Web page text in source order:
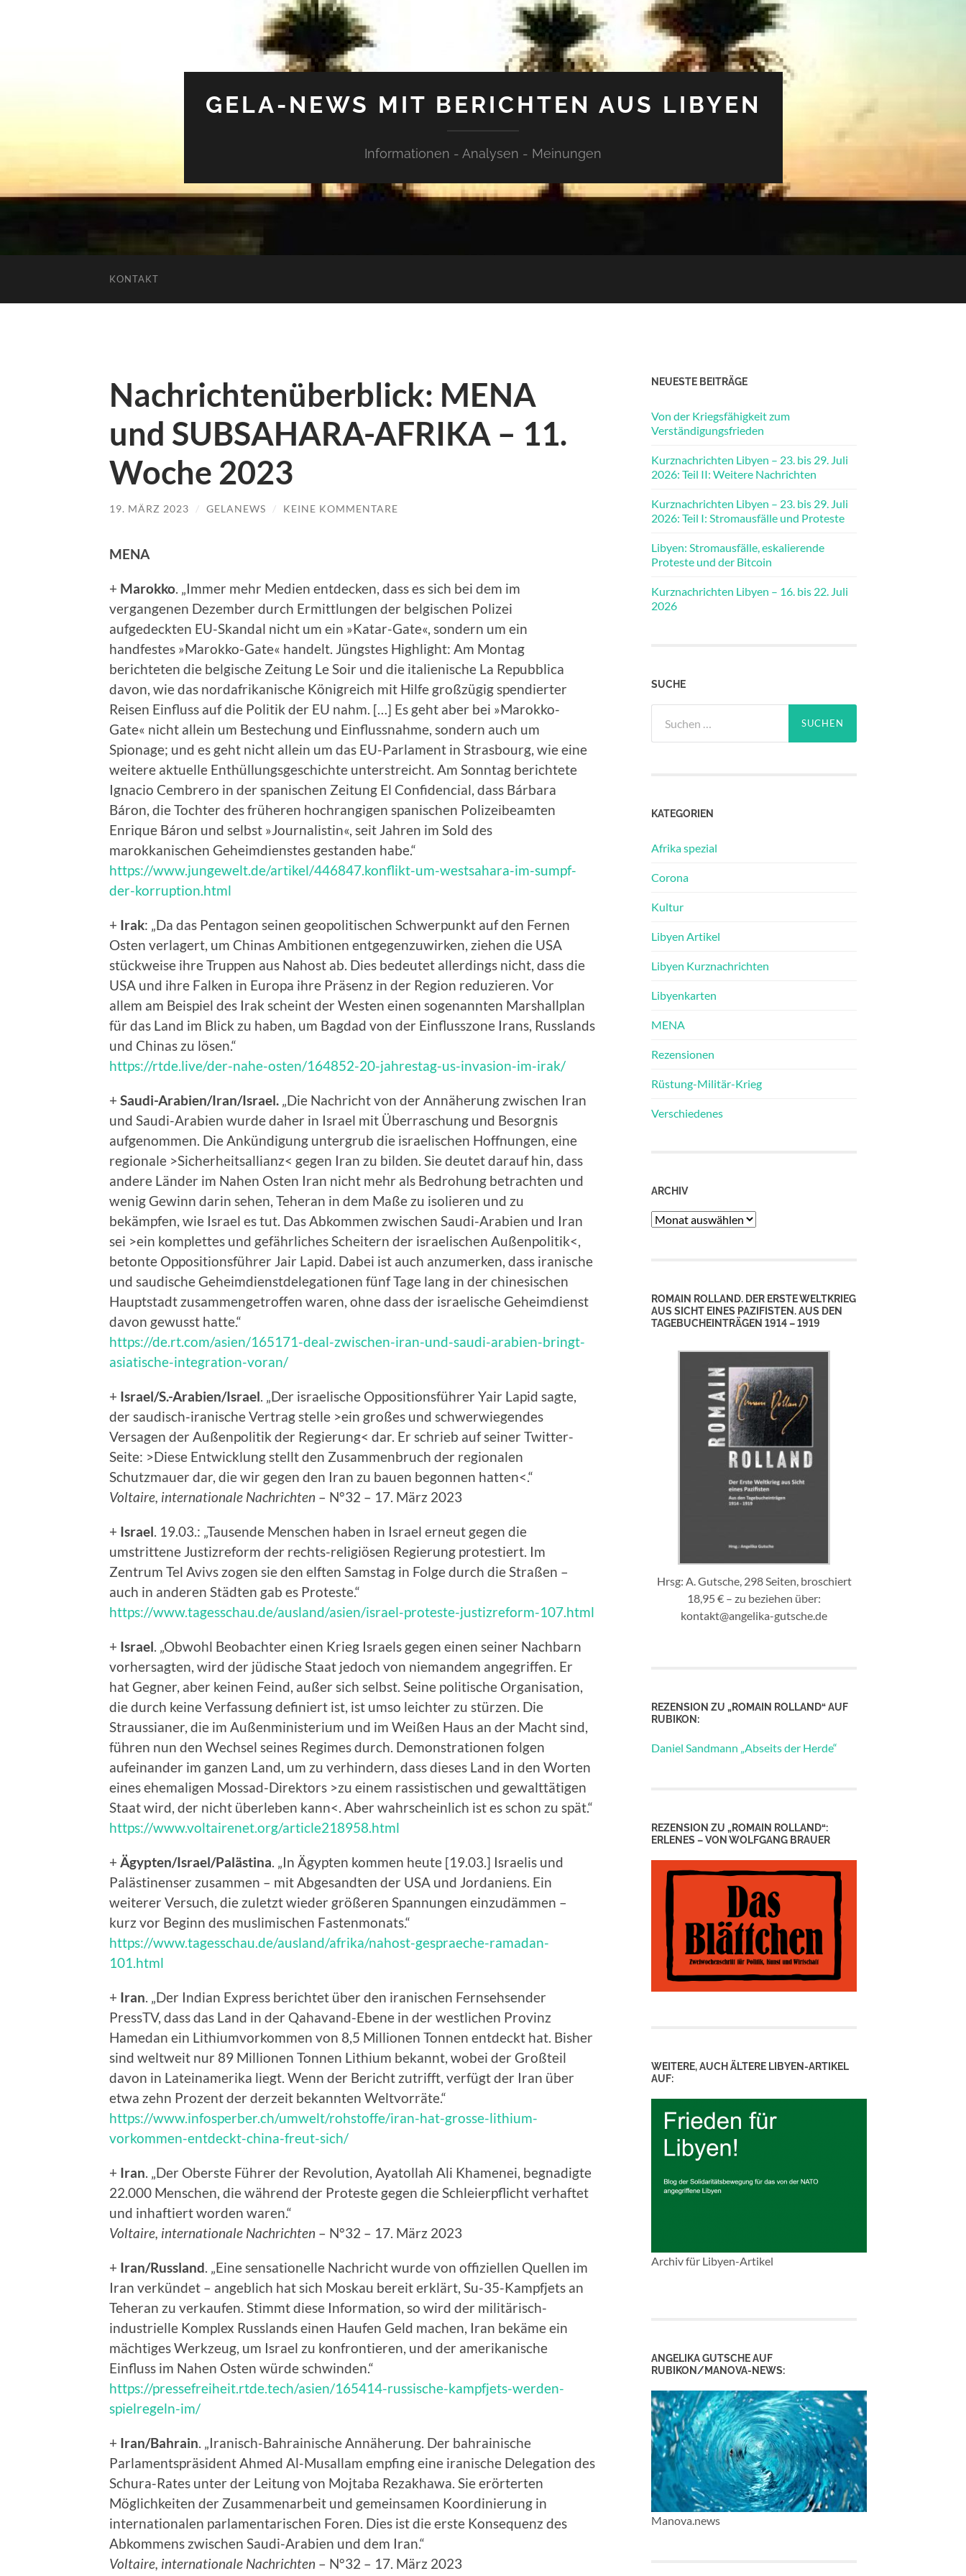
GELA-NEWS MIT BERICHTEN AUS LIBYEN
Informationen - Analysen - Meinungen
KONTAKT
Nachrichtenüberblick: MENA
und SUBSAHARA-AFRIKA – 11.
Woche 2023
19. MÄRZ 2023 / GELANEWS / KEINE KOMMENTARE
MENA
+ Marokko . „Immer mehr Medien entdecken, dass es sich bei dem im
vergangenen Dezember durch Ermittlungen der belgischen Polizei
aufgedeckten EU-Skandal nicht um ein »Katar-Gate«, sondern um ein
handfestes »Marokko-Gate« handelt. Jüngstes Highlight: Am Montag
berichteten die belgische Zeitung Le Soir und die italienische La Repubblica
davon, wie das nordafrikanische Königreich mit Hilfe großzügig spendierter
Reisen Einfluss auf die Politik der EU nahm. […] Es geht aber bei »Marokko-
Gate« nicht allein um Bestechung und Einflussnahme, sondern auch um
Spionage; und es geht nicht allein um das EU-Parlament in Strasbourg, wie eine
weitere aktuelle Enthüllungsgeschichte unterstreicht. Am Sonntag berichtete
Ignacio Cembrero in der spanischen Zeitung El Confidencial, dass Bárbara
Báron, die Tochter des früheren hochrangigen spanischen Polizeibeamten
Enrique Báron und selbst »Journalistin«, seit Jahren im Sold des
marokkanischen Geheimdienstes gestanden habe.“
https://www.jungewelt.de/artikel/446847.konflikt-um-westsahara-im-sumpf-
der-korruption.html
+ Irak: „Da das Pentagon seinen geopolitischen Schwerpunkt auf den Fernen
Osten verlagert, um Chinas Ambitionen entgegenzuwirken, ziehen die USA
stückweise ihre Truppen aus Nahost ab. Dies bedeutet allerdings nicht, dass die
USA und ihre Falken in Europa ihre Präsenz in der Region reduzieren. Vor
allem am Beispiel des Irak scheint der Westen einen sogenannten Marshallplan
für das Land im Blick zu haben, um Bagdad von der Einflusszone Irans, Russlands
und Chinas zu lösen.“
https://rtde.live/der-nahe-osten/164852-20-jahrestag-us-invasion-im-irak/
+ Saudi-Arabien/Iran/Israel. „Die Nachricht von der Annäherung zwischen Iran
und Saudi-Arabien wurde daher in Israel mit Überraschung und Besorgnis
aufgenommen. Die Ankündigung untergrub die israelischen Hoffnungen, eine
regionale >Sicherheitsallianz< gegen Iran zu bilden. Sie deutet darauf hin, dass
andere Länder im Nahen Osten Iran nicht mehr als Bedrohung betrachten und
wenig Gewinn darin sehen, Teheran in dem Maße zu isolieren und zu
bekämpfen, wie Israel es tut. Das Abkommen zwischen Saudi-Arabien und Iran
sei >ein komplettes und gefährliches Scheitern der israelischen Außenpolitik<,
betonte Oppositionsführer Jair Lapid. Dabei ist auch anzumerken, dass iranische
und saudische Geheimdienstdelegationen fünf Tage lang in der chinesischen
Hauptstadt zusammengetroffen waren, ohne dass der israelische Geheimdienst
davon gewusst hatte.“
https://de.rt.com/asien/165171-deal-zwischen-iran-und-saudi-arabien-bringt-
asiatische-integration-voran/
+ Israel/S.-Arabien/Israel . „Der israelische Oppositionsführer Yair Lapid sagte,
der saudisch-iranische Vertrag stelle >ein großes und schwerwiegendes
Versagen der Außenpolitik der Regierung< dar. Er schrieb auf seiner Twitter-
Seite: >Diese Entwicklung stellt den Zusammenbruch der regionalen
Schutzmauer dar, die wir gegen den Iran zu bauen begonnen hatten<.“
Voltaire, internationale Nachrichten – N°32 – 17. März 2023
+ Israel . 19.03.: „Tausende Menschen haben in Israel erneut gegen die
umstrittene Justizreform der rechts-religiösen Regierung protestiert. Im
Zentrum Tel Avivs zogen sie den elften Samstag in Folge durch die Straßen –
auch in anderen Städten gab es Proteste.“
https://www.tagesschau.de/ausland/asien/israel-proteste-justizreform-107.html
+ Israel . „Obwohl Beobachter einen Krieg Israels gegen einen seiner Nachbarn
vorhersagten, wird der jüdische Staat jedoch von niemandem angegriffen. Er
hat Gegner, aber keinen Feind, außer sich selbst. Seine politische Organisation,
die durch keine Verfassung definiert ist, ist umso leichter zu stürzen. Die
Straussianer, die im Außenministerium und im Weißen Haus an der Macht sind,
führen nun den Wechsel seines Regimes durch. Demonstrationen folgen
aufeinander im ganzen Land, um zu verhindern, dass dieses Land in den Worten
eines ehemaligen Mossad-Direktors >zu einem rassistischen und gewalttätigen
Staat wird, der nicht überleben kann<. Aber wahrscheinlich ist es schon zu spät.“
https://www.voltairenet.org/article218958.html
+ Ägypten/Israel/Palästina . „In Ägypten kommen heute [19.03.] Israelis und
Palästinenser zusammen – mit Abgesandten der USA und Jordaniens. Ein
weiterer Versuch, die zuletzt wieder größeren Spannungen einzudämmen –
kurz vor Beginn des muslimischen Fastenmonats.“
https://www.tagesschau.de/ausland/afrika/nahost-gespraeche-ramadan-
101.html
+ Iran . „Der Indian Express berichtet über den iranischen Fernsehsender
PressTV, dass das Land in der Qahavand-Ebene in der westlichen Provinz
Hamedan ein Lithiumvorkommen von 8,5 Millionen Tonnen entdeckt hat. Bisher
sind weltweit nur 89 Millionen Tonnen Lithium bekannt, wobei der Großteil
davon in Lateinamerika liegt. Wenn der Bericht zutrifft, verfügt der Iran über
etwa zehn Prozent der derzeit bekannten Weltvorräte.“
https://www.infosperber.ch/umwelt/rohstoffe/iran-hat-grosse-lithium-
vorkommen-entdeckt-china-freut-sich/
+ Iran . „Der Oberste Führer der Revolution, Ayatollah Ali Khamenei, begnadigte
22.000 Menschen, die während der Proteste gegen die Schleierpflicht verhaftet
und inhaftiert worden waren.“
Voltaire, internationale Nachrichten – N°32 – 17. März 2023
+ Iran/Russland . „Eine sensationelle Nachricht wurde von offiziellen Quellen im
Iran verkündet – angeblich hat sich Moskau bereit erklärt, Su-35-Kampfjets an
Teheran zu verkaufen. Stimmt diese Information, so wird der militärisch-
industrielle Komplex Russlands einen Haufen Geld machen, Iran bekäme ein
mächtiges Werkzeug, um Israel zu konfrontieren, und der amerikanische
Einfluss im Nahen Osten würde schwinden.“
https://pressefreiheit.rtde.tech/asien/165414-russische-kampfjets-werden-
spielregeln-im/
+ Iran/Bahrain . „Iranisch-Bahrainische Annäherung. Der bahrainische
Parlamentspräsident Ahmed Al-Musallam empfing eine iranische Delegation des
Schura-Rates unter der Leitung von Mojtaba Rezakhawa. Sie erörterten
Möglichkeiten der Zusammenarbeit und gemeinsamen Koordinierung in
internationalen parlamentarischen Foren. Dies ist die erste Konsequenz des
Abkommens zwischen Saudi-Arabien und dem Iran.“
Voltaire, internationale Nachrichten – N°32 – 17. März 2023
NEUESTE BEITRÄGE
Von der Kriegsfähigkeit zum
Verständigungsfrieden
Kurznachrichten Libyen – 23. bis 29. Juli
2026: Teil II: Weitere Nachrichten
Kurznachrichten Libyen – 23. bis 29. Juli
2026: Teil I: Stromausfälle und Proteste
Libyen: Stromausfälle, eskalierende
Proteste und der Bitcoin
Kurznachrichten Libyen – 16. bis 22. Juli
2026
SUCHE
nach:
KATEGORIEN
Afrika spezial
Corona
Kultur
Libyen Artikel
Libyen Kurznachrichten
Libyenkarten
MENA
Rezensionen
Rüstung-Militär-Krieg
Verschiedenes
ARCHIV
Archiv
ROMAIN ROLLAND. DER ERSTE WELTKRIEG
AUS SICHT EINES PAZIFISTEN. AUS DEN
TAGEBUCHEINTRÄGEN 1914 – 1919
Hrsg: A. Gutsche, 298 Seiten, broschiert
18,95 € – zu beziehen über:
kontakt@angelika-gutsche.de
REZENSION ZU „ROMAIN ROLLAND“ AUF
RUBIKON:
Daniel Sandmann „Abseits der Herde“
REZENSION ZU „ROMAIN ROLLAND“:
ERLENES – VON WOLFGANG BRAUER
WEITERE, AUCH ÄLTERE LIBYEN-ARTIKEL
AUF:
Archiv für Libyen-Artikel
ANGELIKA GUTSCHE AUF
RUBIKON/MANOVA-NEWS:
Manova.news